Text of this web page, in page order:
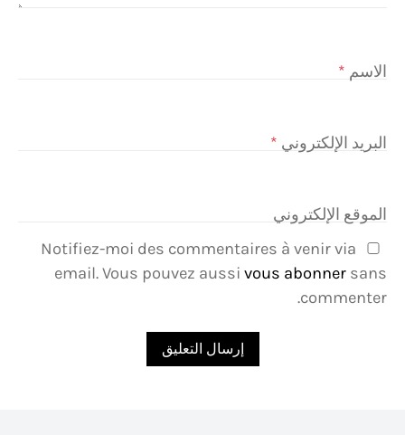
الاسم *
البريد الإلكتروني *
الموقع الإلكتروني
Notifiez-moi des commentaires à venir via
email. Vous pouvez aussi vous abonner sans
commenter.